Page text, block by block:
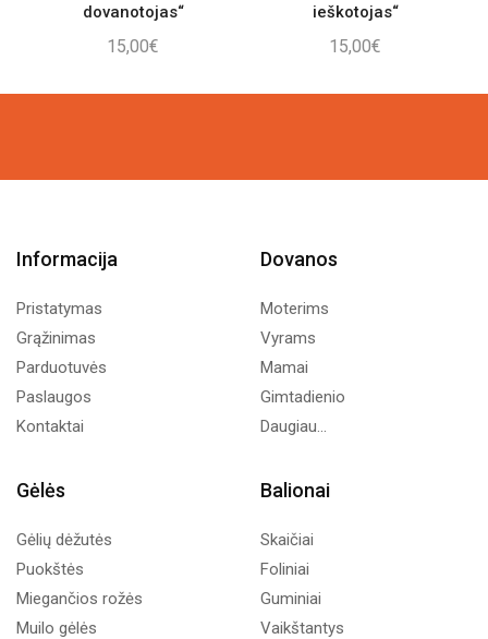
dovanotojas“
15,00€
ieškotojas“
15,00€
Informacija
Pristatymas
Grąžinimas
Parduotuvės
Paslaugos
Kontaktai
Dovanos
Moterims
Vyrams
Mamai
Gimtadienio
Daugiau...
Gėlės
Gėlių dėžutės
Puokštės
Miegančios rožės
Muilo gėlės
Balionai
Skaičiai
Foliniai
Guminiai
Vaikštantys